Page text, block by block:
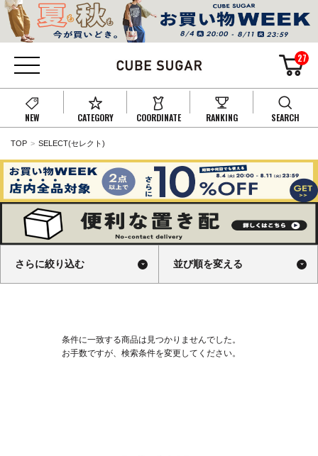
27
NEW CATEGORY COORDINATE RANKING SEARCH
TOP SELECT(セレクト)
さらに絞り込む 並び順を変える
条件に一致する商品は見つかりませんでした。
お手数ですが、検索条件を変更してください。